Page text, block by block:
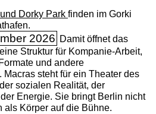
Dorky Park finden im Gorki
2026 Damit öffnet das
Struktur für Kompanie-Arbeit,
und andere
Macras steht für ein Theater des
sozialen Realität, der
Energie. Sie bringt Berlin nicht
als Körper auf die Bühne.